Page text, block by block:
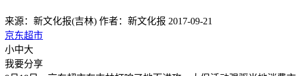
来源：新文化报(吉林) 作者：新文化报 2017-09-21
京东超市
小中大
我要分享